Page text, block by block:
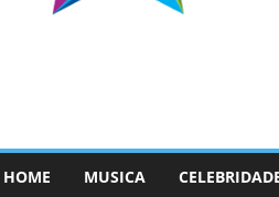
HOME MUSICA